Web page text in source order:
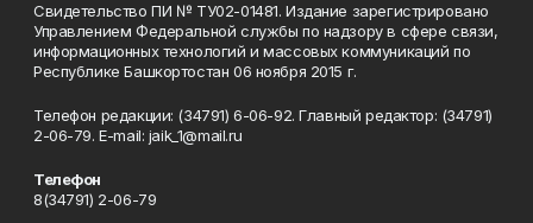
Свидетельство ПИ № ТУ02-01481. Издание зарегистрировано
Управлением Федеральной службы по надзору в сфере связи,
информационных технологий и массовых коммуникаций по
Республике Башкортостан 06 ноября 2015 г.
Телефон редакции: (34791) 6-06-92. Главный редактор: (34791)
2-06-79. Е-mаil: jaik_1@mail.ru
Телефон
8(34791) 2-06-79